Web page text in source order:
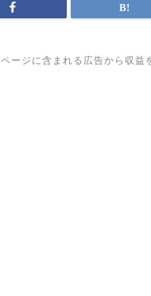
ページに含まれる広告から収益